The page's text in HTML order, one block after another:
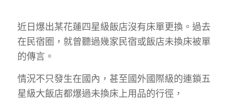
近日爆出某花蓮四星級飯店沒有床單更換。過去
在民宿圈，就曾聽過幾家民宿或飯店未換床被單
的傳言。
情況不只發生在國內，甚至國外國際級的連鎖五
星級大飯店都爆過未換床上用品的行徑，